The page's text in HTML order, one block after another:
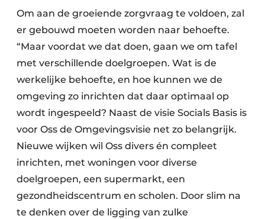
Om aan de groeiende zorgvraag te voldoen, zal
er gebouwd moeten worden naar behoefte.
“Maar voordat we dat doen, gaan we om tafel
met verschillende doelgroepen. Wat is de
werkelijke behoefte, en hoe kunnen we de
omgeving zo inrichten dat daar optimaal op
wordt ingespeeld? Naast de visie Socials Basis is
voor Oss de Omgevingsvisie net zo belangrijk.
Nieuwe wijken wil Oss divers én compleet
inrichten, met woningen voor diverse
doelgroepen, een supermarkt, een
gezondheidscentrum en scholen. Door slim na
te denken over de ligging van zulke